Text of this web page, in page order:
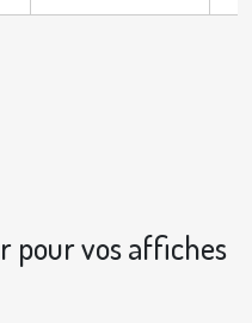
pour vos affiches